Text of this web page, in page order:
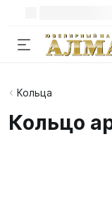
Кольца
Кольцо